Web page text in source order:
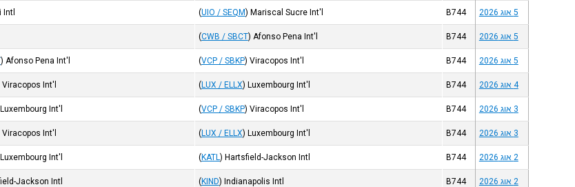
5 אוג 2026 B744
Mariscal Sucre Int'l
(UIO / SEQM)
Intl
5 אוג 2026 B744
Afonso Pena Int'l
(CWB / SBCT)
5 אוג 2026 B744
Viracopos Int'l
(VCP / SBKP)
Afonso Pena Int'l
)
4 אוג 2026 B744
Luxembourg Int'l
(LUX / ELLX)
Viracopos Int'l
3 אוג 2026 B744
Viracopos Int'l
(VCP / SBKP)
Luxembourg Int'l
3 אוג 2026 B744
Luxembourg Int'l
(LUX / ELLX)
Viracopos Int'l
2 אוג 2026 B744
Hartsfield-Jackson Intl
(KATL)
Luxembourg Int'l
2 אוג 2026 B744
Indianapolis Intl
(KIND)
Jackson Intl